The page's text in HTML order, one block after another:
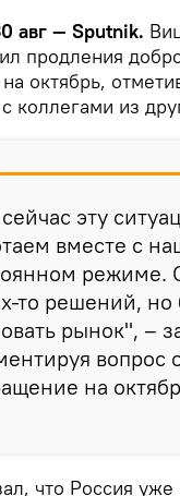
авг — Sputnik.
продления
октябрь,
коллегами из
эту
вместе с
режиме.
то решений, но
рынок", –
вопрос
на
что Россия